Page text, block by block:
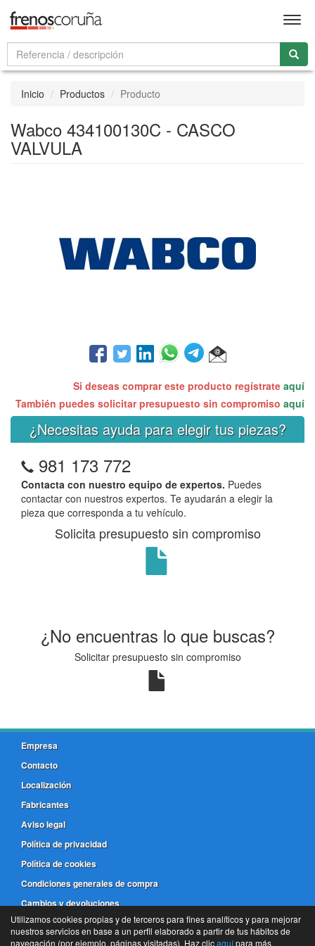
Inicio Productos Producto
Wabco 434100130C - CASCO
VALVULA
Si deseas comprar este producto regístrate aquí
También puedes solicitar presupuesto sin compromiso aquí
¿Necesitas ayuda para elegir tus piezas?
981 173 772
Contacta con nuestro equipo de expertos. Puedes
contactar con nuestros expertos. Te ayudarán a elegir la
pieza que corresponda a tu vehículo.
Solicita presupuesto sin compromiso
¿No encuentras lo que buscas?
Solicitar presupuesto sin compromiso
Empresa
Contacto
Localización
Fabricantes
Aviso legal
Política de privacidad
Política de cookies
Condiciones generales de compra
Cambios y devoluciones
981 173 772
Utilizamos cookies propias y de terceros para fines analíticos y para mejorar
nuestros servicios en base a un perfil elaborado a partir de tus hábitos de
navegación (por ejemplo, páginas visitadas). Haz clicaquípara más